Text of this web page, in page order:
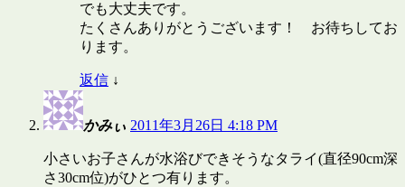
でも大丈夫です。
たくさんありがとうございます！ お待ちしてお
ります。
返信 ↓
かみぃ 2011年3月26日 4:18 PM
小さいお子さんが水浴びできそうなタライ(直径90cm深
さ30cm位)がひとつ有ります。